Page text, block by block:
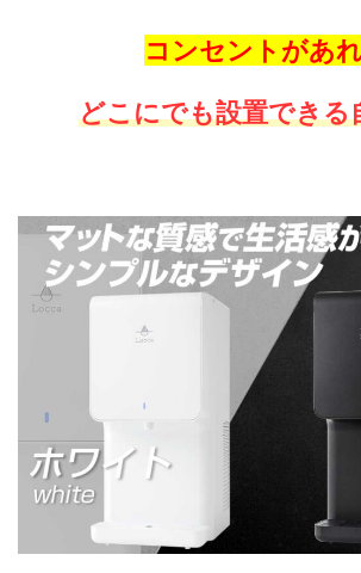
コンセントがあ
どこにでも設置できる